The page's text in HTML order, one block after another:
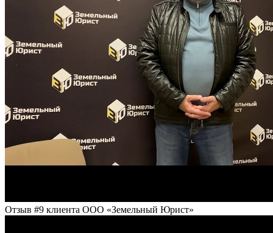
Отзыв #9 клиента ООО «Земельный Юрист»